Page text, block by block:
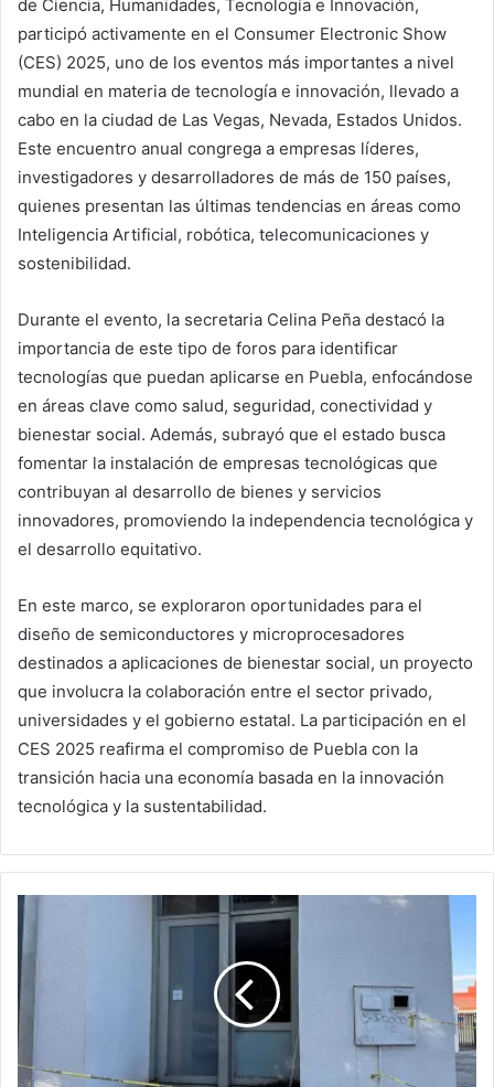
de Ciencia, Humanidades, Tecnología e Innovación,
participó activamente en el Consumer Electronic Show
(CES) 2025, uno de los eventos más importantes a nivel
mundial en materia de tecnología e innovación, llevado a
cabo en la ciudad de Las Vegas, Nevada, Estados Unidos.
Este encuentro anual congrega a empresas líderes,
investigadores y desarrolladores de más de 150 países,
quienes presentan las últimas tendencias en áreas como
Inteligencia Artificial, robótica, telecomunicaciones y
sostenibilidad.
Durante el evento, la secretaria Celina Peña destacó la
importancia de este tipo de foros para identificar
tecnologías que puedan aplicarse en Puebla, enfocándose
en áreas clave como salud, seguridad, conectividad y
bienestar social. Además, subrayó que el estado busca
fomentar la instalación de empresas tecnológicas que
contribuyan al desarrollo de bienes y servicios
innovadores, promoviendo la independencia tecnológica y
el desarrollo equitativo.
En este marco, se exploraron oportunidades para el
diseño de semiconductores y microprocesadores
destinados a aplicaciones de bienestar social, un proyecto
que involucra la colaboración entre el sector privado,
universidades y el gobierno estatal. La participación en el
CES 2025 reafirma el compromiso de Puebla con la
transición hacia una economía basada en la innovación
tecnológica y la sustentabilidad.